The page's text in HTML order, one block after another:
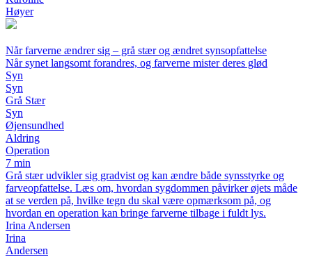
Høyer
Når farverne ændrer sig – grå stær og ændret synsopfattelse
Når synet langsomt forandres, og farverne mister deres glød
Syn
Syn
Grå Stær
Syn
Øjensundhed
Aldring
Operation
7 min
Grå stær udvikler sig gradvist og kan ændre både synsstyrke og
farveopfattelse. Læs om, hvordan sygdommen påvirker øjets måde
at se verden på, hvilke tegn du skal være opmærksom på, og
hvordan en operation kan bringe farverne tilbage i fuldt lys.
Irina Andersen
Irina
Andersen